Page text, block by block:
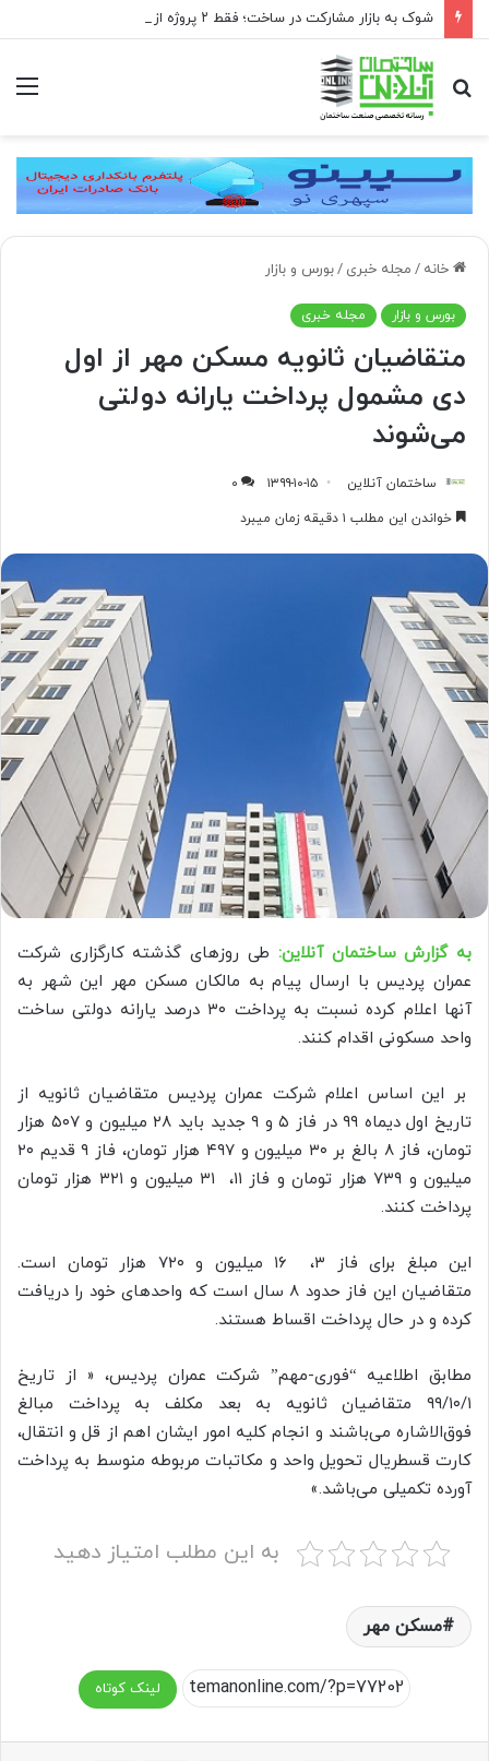
جستجو
برای
خانه / مجله خبری /بورس و بازار
بورس و بازار مجله خبری
متقاضیان ثانویه مسکن مهر از اول
دی مشمول پرداخت یارانه دولتی
می‌شوند
ساختمان آنلاین ۱۳۹۹-۱۰-۱۵
۰
خواندن این مطلب ۱ دقیقه زمان میبرد
به گزارش ساختمان آنلاین: طی روزهای گذشته کارگزاری شرکت
عمران پردیس با ارسال پیام به مالکان مسکن مهر این شهر به
آنها اعلام کرده نسبت به پرداخت ۳۰ درصد یارانه دولتی ساخت
واحد مسکونی اقدام کنند.
بر این اساس اعلام شرکت عمران پردیس متقاضیان ثانویه از
تاریخ اول دیماه ۹۹ در فاز ۵ و ۹ جدید باید ۲۸ میلیون و ۵۰۷ هزار
تومان، فاز ۸ بالغ بر ۳۰ میلیون و ۴۹۷ هزار تومان، فاز ۹ قدیم ۲۰
میلیون و ۷۳۹ هزار تومان و فاز ۱۱، ۳۱ میلیون و ۳۲۱ هزار تومان
پرداخت کنند.
این مبلغ برای فاز ۳، ۱۶ میلیون و ۷۲۰ هزار تومان است.
متقاضیان این فاز حدود ۸ سال است که واحدهای خود را دریافت
کرده و در حال پرداخت اقساط هستند.
مطابق اطلاعیه “فوری-مهم” شرکت عمران پردیس، « از تاریخ
۹۹/۱۰/۱ متقاضیان ثانویه به بعد مکلف به پرداخت مبالغ
فوق‌الاشاره می‌باشند و انجام کلیه امور ایشان اهم از قل و انتقال،
کارت قسطریال تحویل واحد و مکاتبات مربوطه منوسط به پرداخت
آورده تکمیلی می‌باشد.»
به این مطلب امتیاز دهید
مسکن مهر
لینک کوتاه